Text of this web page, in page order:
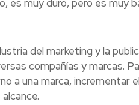
es muy duro, pero es muy
del marketing y la
compañías y marcas.
a una marca, incrementar